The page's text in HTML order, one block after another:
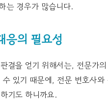
는 경우가 많습니다.
응의 필요성
결을 얻기 위해서는, 전문가
있기 때문에, 전문 변호사
기도 하니까요.